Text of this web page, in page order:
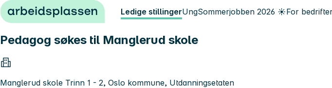
Hopp til innhold Ledige stillingerUngSommerjobben 2026 ☀️For
Pedagog søkes til Manglerud skole
Manglerud skole Trinn 1 - 2, Oslo kommune, Utdanningsetaten